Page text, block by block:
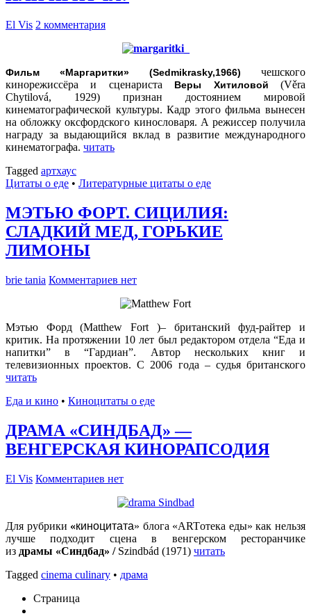
El Vis 2 комментария
Фильм «Маргаритки» (Sedmikrasky,1966) чешского
кинорежиссёра и сценариста Веры Хитиловой (Věra
Chytilová, 1929) признан достоянием мировой
кинематографической культуры. Кадр этого фильма вынесен
на обложку оксфордского кинословаря. А режиссер получила
награду за выдающийся вклад в развитие международного
кинематографа. читать
Tagged артхаус
Цитаты о еде • Литературные цитаты o еде
МЭТЬЮ ФОРТ. СИЦИЛИЯ:
СЛАДКИЙ МЕД, ГОРЬКИЕ
ЛИМОНЫ
brie tania Комментариев нет
Mэтью Форд (Matthew Fort )– британский фуд-райтер и
критик. На протяжении 10 лет был редактором отдела “Еда и
напитки” в “Гардиан”. Автор нескольких книг и
телевизионных проектов. С 2006 года – судья британского
читать
Еда и кино • Киноцитаты о еде
ДРАМА «СИНДБАД» —
ВЕНГЕРСКАЯ КИНОРАПСОДИЯ
El Vis Комментариев нет
Для рубрики «киноцитата» блога «ARTотека еды» как нельзя
лучше подходит сцена в венгерском ресторанчике
из драмы «Синдбад» / Szindbád (1971) читать
Tagged cinema culinary • драма
Страница